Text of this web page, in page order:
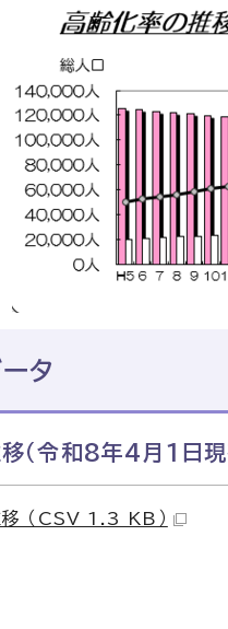
タ
（令和8年4月1日現
（CSV 1.3 KB）